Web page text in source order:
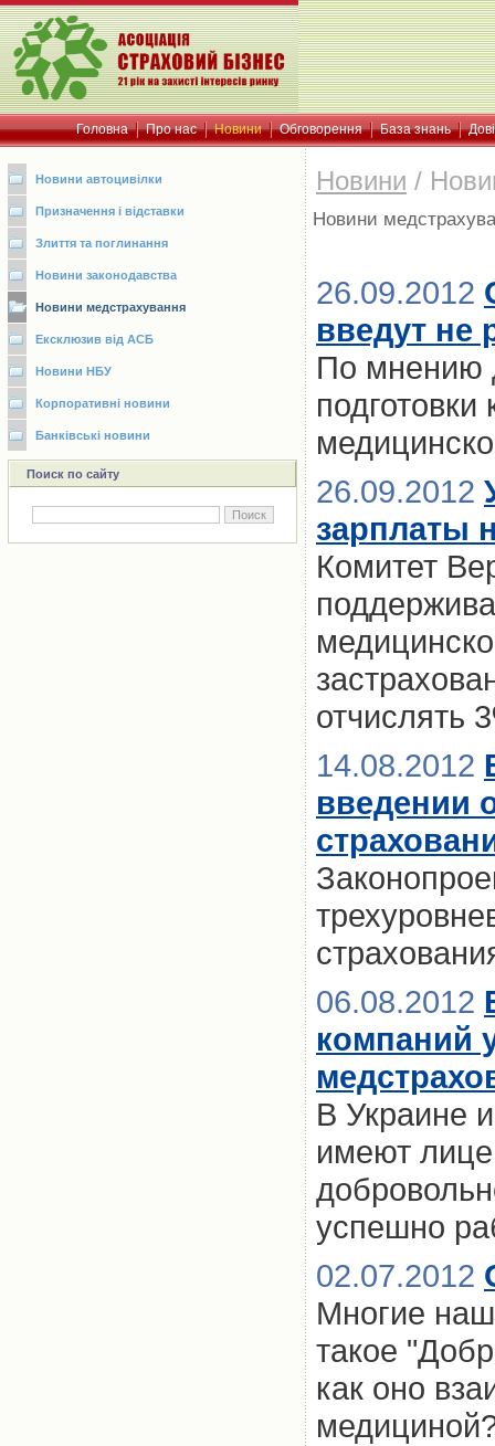
Головна Про нас Новини Обговорення База знань
Новини автоцивілки
Призначення і відставки
Злиття та поглинання
Новини законодавства
Новини медстрахування
Ексклюзив від АСБ
Новини НБУ
Корпоративні новини
Банківські новини
Поиск по сайту
Новини /
Новини
26.09.2012
введут не
По мнению
26.09.2012
зарплаты
Комитет
отчислять
14.08.2012
введении
06.08.2012
компаний
В Украине
имеют
успешно
02.07.2012
Многие
такое
как оно